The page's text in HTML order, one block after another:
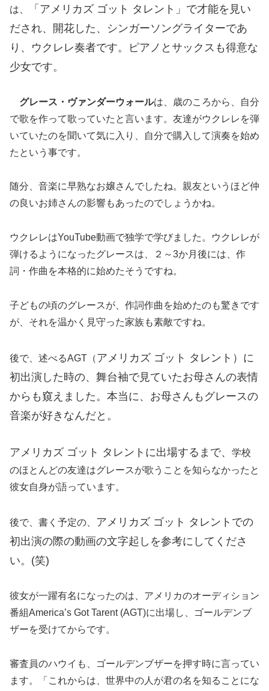
は、
「アメリカズ ゴット タレント」で才能を見い
だされ、開花した、シンガーソングライターであ
り、ウクレレ奏者です。ピアノとサックスも得意な
少女です。
グレース・ヴァンダーウォールは、歳のころから、自分
で歌を作って歌っていたと言います。友達がウクレレを弾
いていたのを聞いて気に入り、自分で購入して演奏を始め
たという事です。
随分、音楽に早熟なお嬢さんでしたね。親友というほど仲
の良いお姉さんの影響もあったのでしょうかね。
ウクレレはYouTube動画で独学で学びました。ウクレレが
弾けるようになったグレースは、２～3か月後には、作
詞・作曲を本格的に始めたそうですね。
子どもの頃のグレースが、作詞作曲を始めたのも驚きです
が、それを温かく見守った家族も素敵ですね。
後で、述べるAGT（アメリカズ ゴット タレント）に
初出演した時の、舞台袖で見ていたお母さんの表情
からも窺えました。本当に、お母さんもグレースの
音楽が好きなんだと。
アメリカズ ゴット タレントに出場するまで、 学校
のほとんどの友達はグレースが歌うことを知らなかったと
彼女自身が語っています。
後で、書く予定の、 アメリカズ ゴット タレントでの
初出演の際の動画の文字起しを参考にしてくださ
い。(笑)
彼女が一躍有名になったのは、アメリカのオーディション
番組America’s Got Tarent (AGT)に出場し、ゴールデンブ
ザーを受けてからです。
審査員のハウイも、ゴールデンブザーを押す時に言ってい
ます。「これからは、世界中の人が君の名を知ることにな